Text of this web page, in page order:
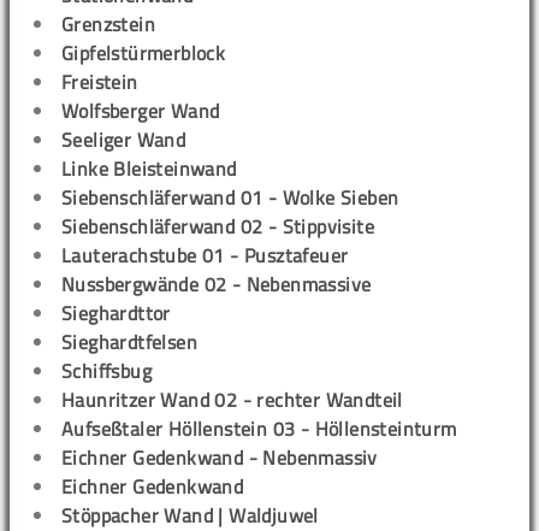
Grenzstein
Gipfelstürmerblock
Freistein
Wolfsberger Wand
Seeliger Wand
Linke Bleisteinwand
Siebenschläferwand 01 - Wolke Sieben
Siebenschläferwand 02 - Stippvisite
Lauterachstube 01 - Pusztafeuer
Nussbergwände 02 - Nebenmassive
Sieghardttor
Sieghardtfelsen
Schiffsbug
Haunritzer Wand 02 - rechter Wandteil
Aufseßtaler Höllenstein 03 - Höllensteinturm
Eichner Gedenkwand - Nebenmassiv
Eichner Gedenkwand
Stöppacher Wand | Waldjuwel